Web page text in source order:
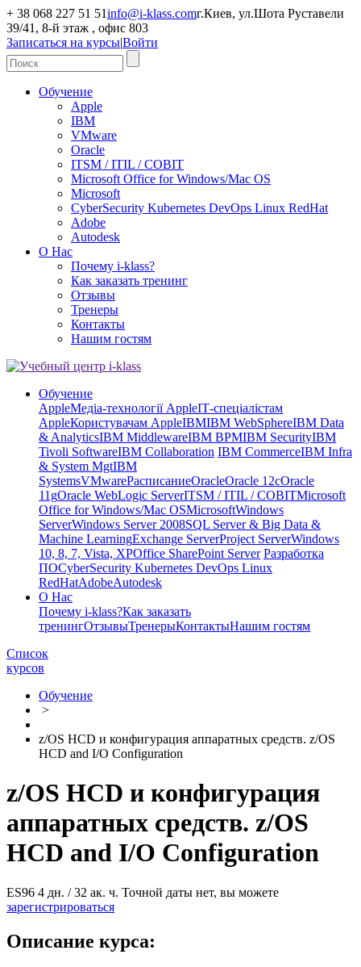
+ 38 068 227 51 51info@i-klass.comг.Киев, ул.Шота Руставели
39/41, 8-й этаж , офис 803
Записаться на курсы|Войти
Обучение
Apple
IBM
VMware
Oracle
ITSM / ITIL / COBIT
Microsoft Office for Windows/Mac OS
Microsoft
CyberSecurity Kubernetes DevOps Linux RedHat
Adobe
Autodesk
О Нас
Почему i-klass?
Как заказать тренинг
Отзывы
Тренеры
Контакты
Нашим гостям
Обучение
AppleМедіа-технології AppleІТ-спеціалістам
AppleКористувачам AppleIBMIBM WebSphereIBM Data
& AnalyticsIBM MiddlewareIBM BPMIBM SecurityIBM
Tivoli SoftwareIBM Collaboration IBM CommerceIBM Infra
& System MgtIBM
SystemsVMwareРасписаниеOracleOracle 12cOracle
11gOracle WebLogic ServerITSM / ITIL / COBITMicrosoft
Office for Windows/Mac OSMicrosoftWindows
ServerWindows Server 2008SQL Server & Big Data &
Machine LearningExchange ServerProject ServerWindows
10, 8, 7, Vista, XPOffice SharePoint Server Разработка
ПОCyberSecurity Kubernetes DevOps Linux
RedHatAdobeAutodesk
О Нас
Почему i-klass?Как заказать
тренингОтзывыТренерыКонтактыНашим гостям
Список
курсов
Обучение
>
z/OS HCD и конфигурация аппаратных средств. z/OS
HCD and I/O Configuration
z/OS HCD и конфигурация
аппаратных средств. z/OS
HCD and I/O Configuration
ES96 4 дн. / 32 ак. ч. Точной даты нет, вы можете
зарегистрироваться
Описание курса: